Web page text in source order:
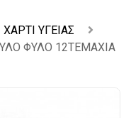
ΧΑΡΤΙ ΥΓΕΙΑΣ
ΦΥΛΟ 12ΤΕΜΑΧΙΑ